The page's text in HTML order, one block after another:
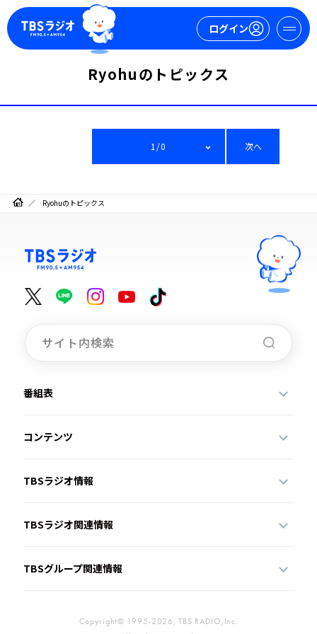
ログイン
今日の番組表
週間番組表
トピックス
TBS Podcast
イベント・グッズ
Ryohuのトピックス
1/0 次へ
Ryohuのトピックス
番組表
コンテンツ
TBSラジオ情報
TBSラジオ関連情報
TBSグループ関連情報
Copyright© 1995-2026, TBS RADIO,Inc.